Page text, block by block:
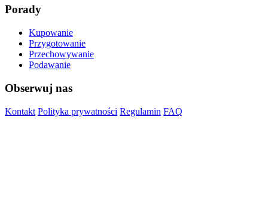
Porady
Kupowanie
Przygotowanie
Przechowywanie
Podawanie
Obserwuj nas
Kontakt Polityka prywatności Regulamin FAQ